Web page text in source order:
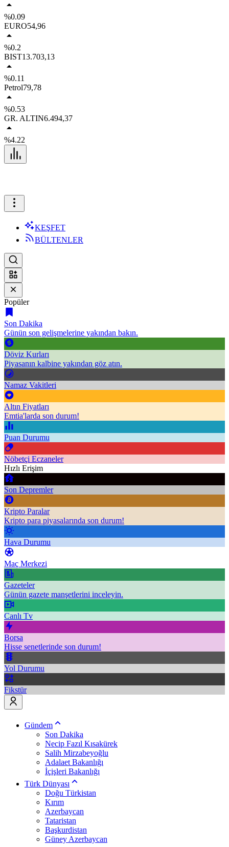
%0.09
EURO54,96
%0.2
BIST13.703,13
%0.11
Petrol79,78
%0.53
GR. ALTIN6.494,37
%4.22
KEŞFET
BÜLTENLER
Popüler
Son Dakika
Günün son gelişmelerine yakından bakın.
Döviz Kurları
Piyasanın kalbine yakından göz atın.
Namaz Vakitleri
Altın Fiyatları
Emtia'larda son durum!
Puan Durumu
Nöbetçi Eczaneler
Hızlı Erişim
Son Depremler
Kripto Paralar
Kripto para piyasalarında son durum!
Hava Durumu
Maç Merkezi
Gazeteler
Günün gazete manşetlerini inceleyin.
Canlı Tv
Borsa
Hisse senetlerinde son durum!
Yol Durumu
Fikstür
Gündem
Son Dakika
Necip Fazıl Kısakürek
Salih Mirzabeyoğlu
Adalaet Bakanlığı
İçişleri Bakanlığı
Türk Dünyası
Doğu Türkistan
Kırım
Azerbaycan
Tataristan
Başkurdistan
Güney Azerbaycan